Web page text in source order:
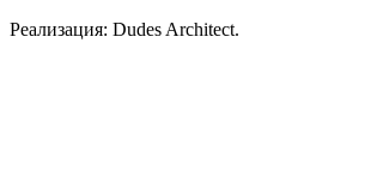
Реализация: Dudes Architect.